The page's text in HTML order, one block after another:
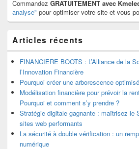
latérale
Commandez GRATUITEMENT avec
analyse" pour optimiser votre site et vous
Articles récents
FINANCIERE BOOTS : L’Alliance de la
l’Innovation Financière
Pourquoi créer une arborescence
Modélisation financière pour prévoir la
Pourquoi et comment s’y prendre ?
Stratégie digitale gagnante : maîtrisez le
sites web performants
La sécurité à double vérification : un
numérique